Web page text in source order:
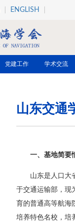
ENGLISH
党建工作 学术交流
山东交通
一、基地简要
山东是人口大
于交通运输部，现
育的普通高等航海
培养特色名校，培